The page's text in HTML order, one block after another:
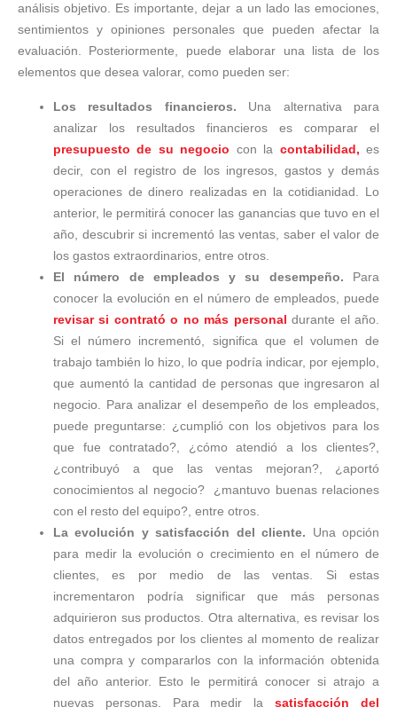
análisis objetivo. Es importante, dejar a un lado las emociones,
sentimientos y opiniones personales que pueden afectar la
evaluación. Posteriormente, puede elaborar una lista de los
elementos que desea valorar, como pueden ser:
Los resultados financieros. Una alternativa para
analizar los resultados financieros es comparar el
presupuesto de su negocio con la contabilidad, es
decir, con el registro de los ingresos, gastos y demás
operaciones de dinero realizadas en la cotidianidad. Lo
anterior, le permitirá conocer las ganancias que tuvo en el
año, descubrir si incrementó las ventas, saber el valor de
los gastos extraordinarios, entre otros.
El número de empleados y su desempeño. Para
conocer la evolución en el número de empleados, puede
revisar si contrató o no más personal durante el año.
Si el número incrementó, significa que el volumen de
trabajo también lo hizo, lo que podría indicar, por ejemplo,
que aumentó la cantidad de personas que ingresaron al
negocio. Para analizar el desempeño de los empleados,
puede preguntarse: ¿cumplió con los objetivos para los
que fue contratado?, ¿cómo atendió a los clientes?,
¿contribuyó a que las ventas mejoran?, ¿aportó
conocimientos al negocio? ¿mantuvo buenas relaciones
con el resto del equipo?, entre otros.
La evolución y satisfacción del cliente. Una opción
para medir la evolución o crecimiento en el número de
clientes, es por medio de las ventas. Si estas
incrementaron podría significar que más personas
adquirieron sus productos. Otra alternativa, es revisar los
datos entregados por los clientes al momento de realizar
una compra y compararlos con la información obtenida
del año anterior. Esto le permitirá conocer si atrajo a
nuevas personas. Para medir lasatisfacción del